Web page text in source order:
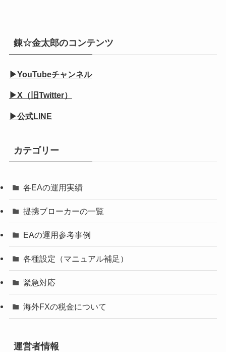
錬☆金太郎のコンテンツ
▶YouTubeチャンネル
▶X（旧Twitter）
▶公式LINE
カテゴリー
各EAの運用実績
提携ブローカーの一覧
EAの運用参考事例
各種設定（マニュアル補足）
緊急対応
海外FXの税金について
運営者情報